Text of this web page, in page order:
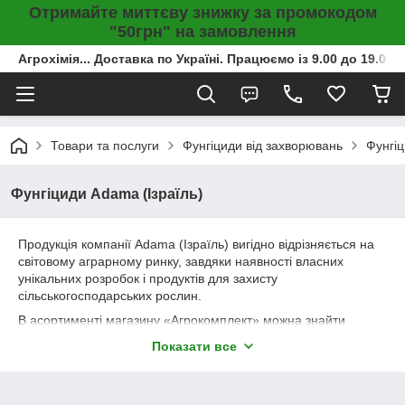
Отримайте миттєву знижку за промокодом
"50грн" на замовлення
Агрохімія... Доставка по Україні. Працюємо із 9.00 до
Товари та послуги Фунгіциди від захворювань
Фунгіциди Adama (Ізраїль)
Продукція компанії Adama (Ізраїль) вигідно відрізняється на
світовому аграрному ринку, завдяки наявності власних
унікальних розробок і продуктів для захисту
сільськогосподарських рослин.
В асортименті магазину «Агрокомплект» можна знайти
гарантує високі результати навіть у випадках з стійкими до
Показати все